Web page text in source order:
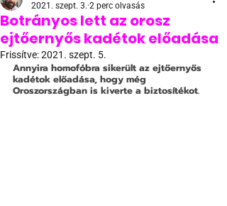
Botrányos lett az orosz
ejtőernyős kadétok előadása
2021. szept. 3. 2 perc olvasás
Frissítve:2021. szept. 5.
Annyira homofóbra sikerült az ejtőernyős
kadétok előadása, hogy még
Oroszországban is kiverte a biztosítékot.